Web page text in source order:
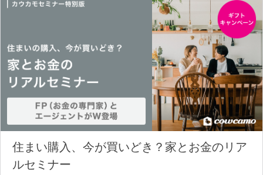
住まい購入、今が買いどき？家とお金のリア
ルセミナー